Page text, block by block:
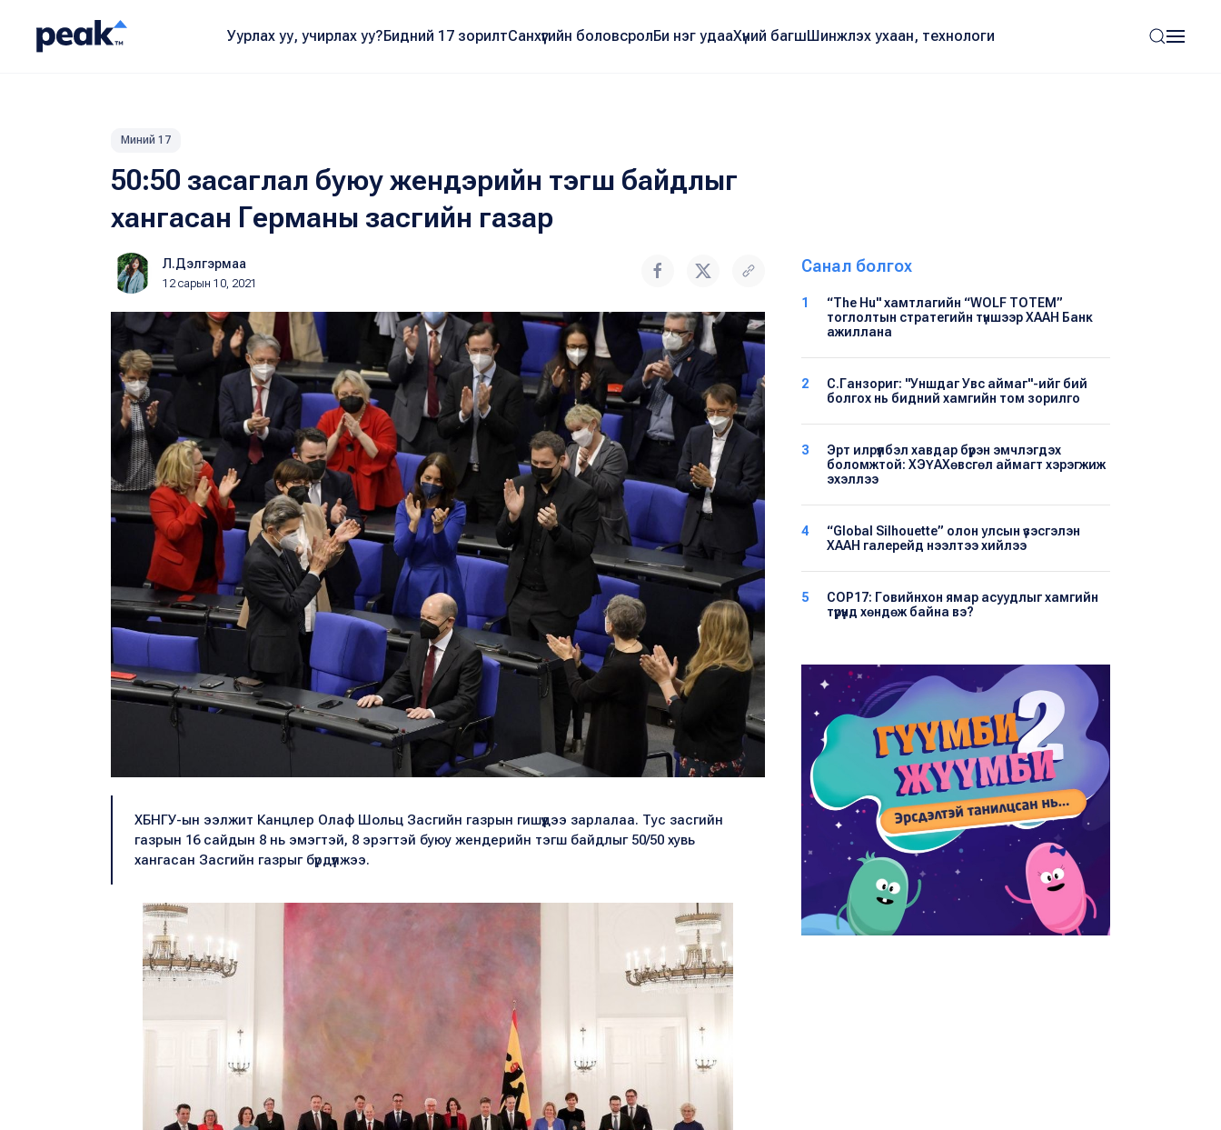
Уурлах уу, учирлах уу?Бидний 17 зорилтСанхүүгийн боловсролБи нэг удааХүний багшШинжлэх ухаан, технологи
Миний 17
50:50 засаглал буюу жендэрийн тэгш байдлыг
хангасан Германы засгийн газар
Л.Дэлгэрмаа
12 сарын 10, 2021
ХБНГУ-ын ээлжит Канцлер Олаф Шольц Засгийн газрын гишүүдээ зарлалаа. Тус засгийн
газрын 16 сайдын 8 нь эмэгтэй, 8 эрэгтэй буюу жендерийн тэгш байдлыг 50/50 хувь
хангасан Засгийн газрыг бүрдүүлжээ.
Санал болгох
1
“The Hu" хамтлагийн “WOLF TOTEM”
тоглолтын стратегийн түншээр ХААН Банк
ажиллана
2
С.Ганзориг: "Уншдаг Увс аймаг"-ийг бий
болгох нь бидний хамгийн том зорилго
3
Эрт илрүүлбэл хавдар бүрэн эмчлэгдэх
боломжтой: ХЭҮА​Хөвсгөл аймагт хэрэгжиж
эхэллээ
4
“Global Silhouette” олон улсын үзэсгэлэн
ХААН галерейд нээлтээ хийлээ
5
COP17: Говийнхон ямар асуудлыг хамгийн
түрүүнд хөндөж байна вэ?